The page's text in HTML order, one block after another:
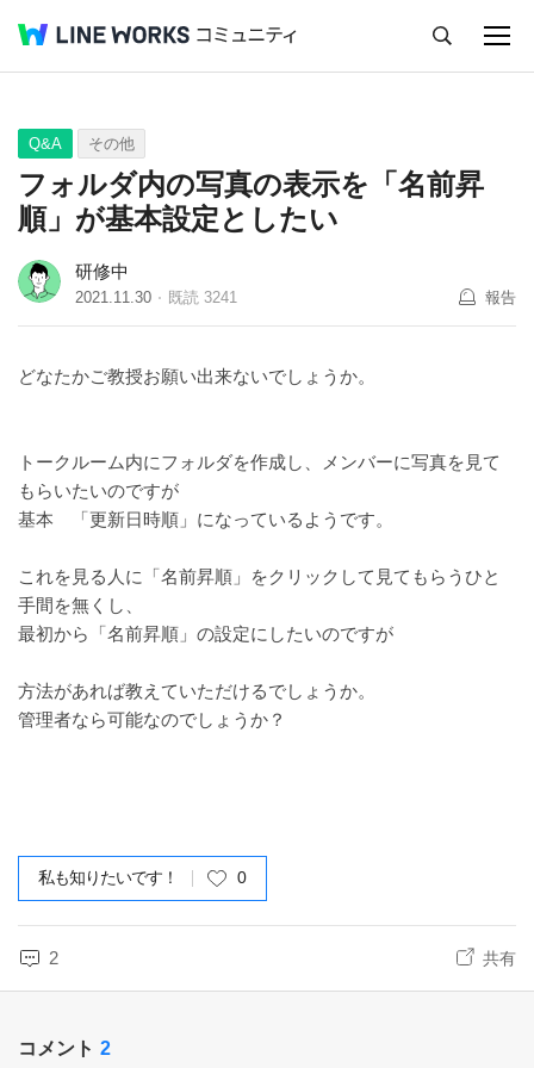
Q&A Tips Ideas
Q&A その他
フォルダ内の写真の表示を「名前昇
順」が基本設定としたい
研修中
2021.11.30 既読 3241 報告
どなたかご教授お願い出来ないでしょうか。
トークルーム内にフォルダを作成し、メンバーに写真を見て
もらいたいのですが
基本 「更新日時順」になっているようです。
これを見る人に「名前昇順」をクリックして見てもらうひと
手間を無くし、
最初から「名前昇順」の設定にしたいのですが
方法があれば教えていただけるでしょうか。
管理者なら可能なのでしょうか？
私も知りたいです！ 0
2 共有
コメント 2